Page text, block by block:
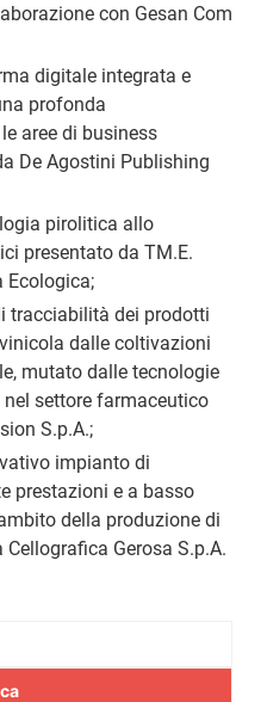
con Gesan Com
digitale integrata e
profonda
aree di business
De Agostini Publishing
pirolitica allo
presentato da TM.E.
Ecologica;
tracciabilità dei prodotti
dalle coltivazioni
mutato dalle tecnologie
settore farmaceutico
S.p.A.;
impianto di
prestazioni e a basso
della produzione di
Gerosa S.p.A.